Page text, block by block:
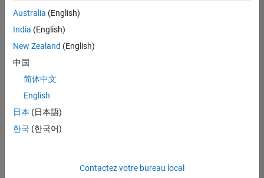
malgré
tout
vous
trouvez
pas
d'offre
corresponde
à vos
Australia (English)
India (English)
New Zealand (English)
中国
简体中文
English
日本 (日本語)
한국 (한국어)
Contactez votre bureau local